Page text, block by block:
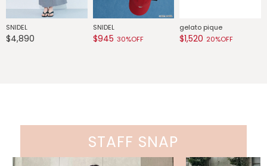
SNIDEL
$4,890
SNIDEL
$945 30%OFF
gelato pique
$1,520 20%OFF
STAFF SNAP